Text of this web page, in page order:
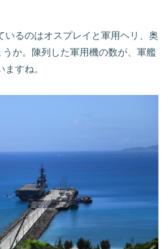
いるのはオスプレイと軍用ヘリ、奥
か。陳列した軍用機の数が、軍艦
すね。